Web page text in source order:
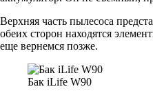
Верхняя часть пылесоса
обеих сторон находятся
еще вернемся позже.
Бак iLife W90